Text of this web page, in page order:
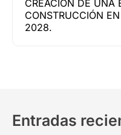
CREACIÓN DE UNA
CONSTRUCCIÓN
2028.
Entradas